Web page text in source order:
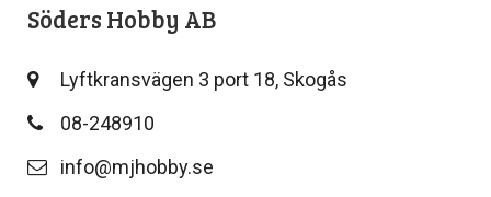
Söders Hobby AB
Lyftkransvägen 3 port 18, Skogås
08-248910
info@mjhobby.se